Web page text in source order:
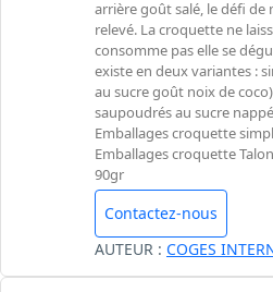
arrière goût salé, le défi de
relevé. La croquette ne
consomme pas elle se
existe en deux variantes :
au sucre goût noix de
saupoudrés au sucre
Emballages croquette
Emballages croquette
90gr
Contactez-nous
AUTEUR : COGES